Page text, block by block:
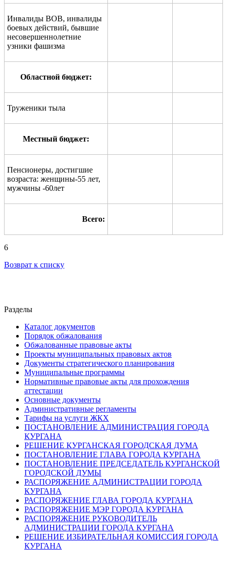
Инвалиды ВОВ, инвалиды
боевых действий, бывшие
несовершеннолетние
узники фашизма
Областной бюджет:
Труженики тыла
Местный бюджет:
Пенсионеры, достигшие
возраста: женщины-55 лет,
мужчины -60лет
Всего:
6
Возврат к списку
Разделы
Каталог документов
Порядок обжалования
Обжалованные правовые акты
Проекты муниципальных правовых актов
Документы стратегического планирования
Муниципальные программы
Нормативные правовые акты для прохождения
аттестации
Основные документы
Административные регламенты
Тарифы на услуги ЖКХ
ПОСТАНОВЛЕНИЕ АДМИНИСТРАЦИЯ ГОРОДА
КУРГАНА
РЕШЕНИЕ КУРГАНСКАЯ ГОРОДСКАЯ ДУМА
ПОСТАНОВЛЕНИЕ ГЛАВА ГОРОДА КУРГАНА
ПОСТАНОВЛЕНИЕ ПРЕДСЕДАТЕЛЬ КУРГАНСКОЙ
ГОРОДСКОЙ ДУМЫ
РАСПОРЯЖЕНИЕ АДМИНИСТРАЦИИ ГОРОДА
КУРГАНА
РАСПОРЯЖЕНИЕ ГЛАВА ГОРОДА КУРГАНА
РАСПОРЯЖЕНИЕ МЭР ГОРОДА КУРГАНА
РАСПОРЯЖЕНИЕ РУКОВОДИТЕЛЬ
АДМИНИСТРАЦИИ ГОРОДА КУРГАНА
РЕШЕНИЕ ИЗБИРАТЕЛЬНАЯ КОМИССИЯ ГОРОДА
КУРГАНА